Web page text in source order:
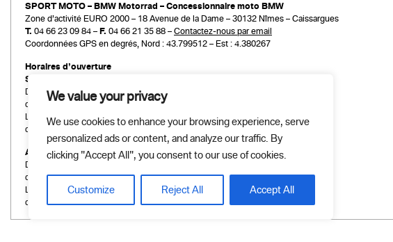
We value your privacy
We use cookies to enhance your browsing experience, serve
personalized ads or content, and analyze our traffic. By
clicking "Accept All", you consent to our use of cookies.
Customize Reject All Accept All
SPORT MOTO – BMW Motorrad – Concessionnaire moto BMW
Zone d’activité EURO 2000 – 18 Avenue de la Dame – 30132 Nîmes – Caissargues
T. 04 66 23 09 84 – F. 04 66 21 35 88 – Contactez-nous par email
Coordonnées GPS en degrés, Nord : 43.799512 – Est : 4.380267
Horaires d’ouverture
Service commercial
Du mardi au vendredi :
de 9h00 à 12h00 et de 14h00 à 19h00
Le samedi :
de 9h00 à 12h00 et de 14h00 à 18h00
Atelier et Pièces détachées
Du mardi au vendredi :
de 9h00 à 12h00 et de 14h00 à 19h00
Le samedi :
de 9h00 à 12h00 et de 14h00 à 18h00